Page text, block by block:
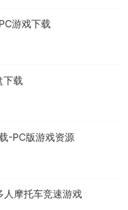
游戏下载
下载
-PC版游戏资源
人摩托车竞速游戏